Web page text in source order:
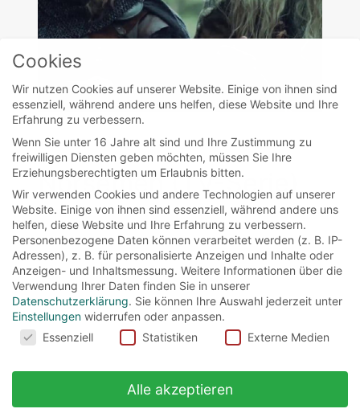
movies
Norsemen (TV-Serie)
Wer diese Serie bisher noch nicht kennt, sollte
sich schleunigst zu Netflix bewegen und sie
sich reinziehen! Es...
Read More
Cookies
Wir nutzen Cookies auf unserer Website. Einige von ihnen sind
essenziell, während andere uns helfen, diese Website und Ihre
Erfahrung zu verbessern.
Wenn Sie unter 16 Jahre alt sind und Ihre Zustimmung zu
freiwilligen Diensten geben möchten, müssen Sie Ihre
Erziehungsberechtigten um Erlaubnis bitten.
Wir verwenden Cookies und andere Technologien auf unserer
Website. Einige von ihnen sind essenziell, während andere uns
helfen, diese Website und Ihre Erfahrung zu verbessern.
Personenbezogene Daten können verarbeitet werden (z. B. IP-
Adressen), z. B. für personalisierte Anzeigen und Inhalte oder
Anzeigen- und Inhaltsmessung. Weitere Informationen über die
Verwendung Ihrer Daten finden Sie in unserer
Datenschutzerklärung. Sie können Ihre Auswahl jederzeit unter
Einstellungen widerrufen oder anpassen.
CookiesEssenziell Statistiken Externe Medien
Alle akzeptieren